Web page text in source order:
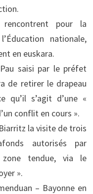
pour la
nationale,
en euskara.
saisi par le préfet
de retirer le drapeau
qu’il s’agit d’une «
conflit en cours ».
la visite de trois
autorisés par
zone tendue, via le
».
– Bayonne en